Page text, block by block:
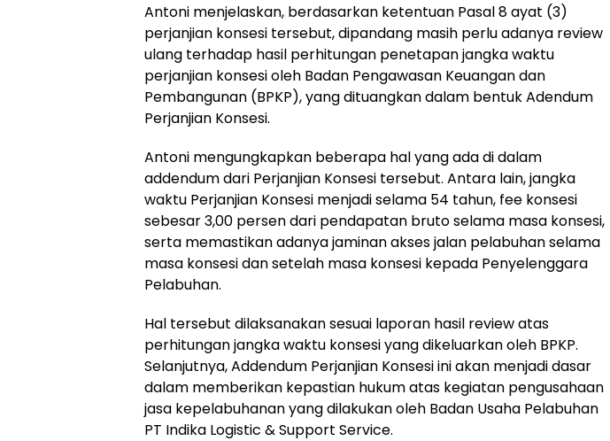
Antoni menjelaskan, berdasarkan ketentuan Pasal 8 ayat (3)
perjanjian konsesi tersebut, dipandang masih perlu adanya review
ulang terhadap hasil perhitungan penetapan jangka waktu
perjanjian konsesi oleh Badan Pengawasan Keuangan dan
Pembangunan (BPKP), yang dituangkan dalam bentuk Adendum
Perjanjian Konsesi.
Antoni mengungkapkan beberapa hal yang ada di dalam
addendum dari Perjanjian Konsesi tersebut. Antara lain, jangka
waktu Perjanjian Konsesi menjadi selama 54 tahun, fee konsesi
sebesar 3,00 persen dari pendapatan bruto selama masa konsesi,
serta memastikan adanya jaminan akses jalan pelabuhan selama
masa konsesi dan setelah masa konsesi kepada Penyelenggara
Pelabuhan.
Hal tersebut dilaksanakan sesuai laporan hasil review atas
perhitungan jangka waktu konsesi yang dikeluarkan oleh BPKP.
Selanjutnya, Addendum Perjanjian Konsesi ini akan menjadi dasar
dalam memberikan kepastian hukum atas kegiatan pengusahaan
jasa kepelabuhanan yang dilakukan oleh Badan Usaha Pelabuhan
PT Indika Logistic & Support Service.